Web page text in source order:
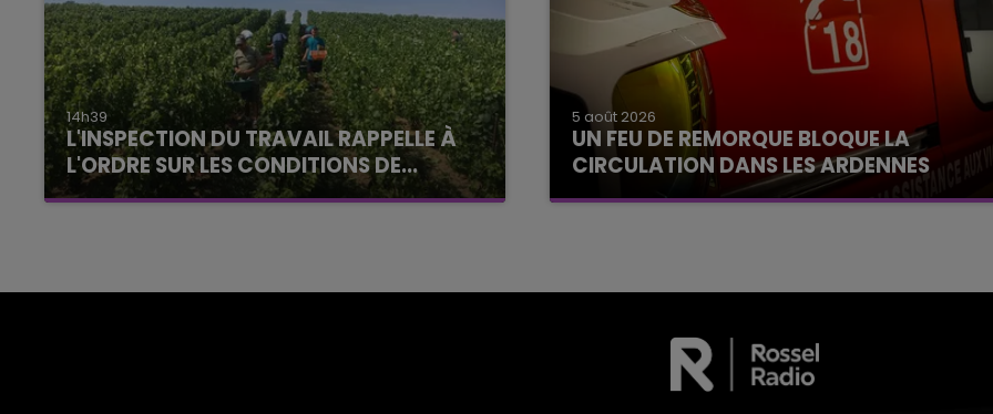
14h39
L'INSPECTION DU TRAVAIL RAPPELLE À
L'ORDRE SUR LES CONDITIONS DE...
Alors que les dates de début des vendange
5 août 2026
UN FEU DE REMORQUE BLOQUE LA
CIRCULATION DANS LES ARDENNES
Un feu de remorque s'est déclaré ce mercredi